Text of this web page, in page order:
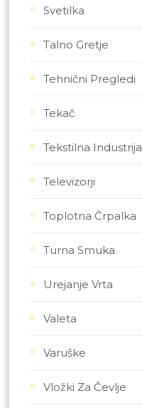
Svetilka
Talno Gretje
Tehnični Pregledi
Tekač
Tekstilna Industrija
Televizorji
Toplotna Črpalka
Turna Smuka
Urejanje Vrta
Valeta
Varuške
Vložki Za Čevlje